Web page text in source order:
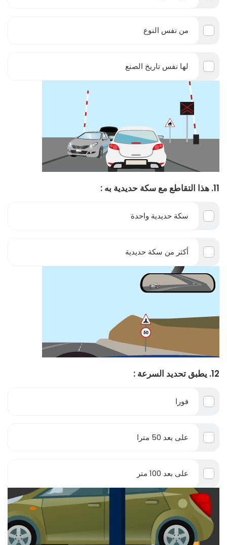
من نفس النوع
لها نفس تاريخ الصنع
11. هذا التقاطع مع سكة حديدية به :
سكة حديدية واحدة
أكثر من سكة حديدية
12. يطبق تحديد السرعة :
فورا
على بعد 50 مترا
على بعد 100 متر